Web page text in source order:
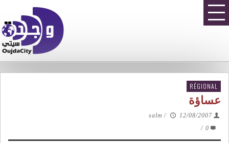
RÉGIONAL
عساؤة
salm /
12/08/2007
0
/